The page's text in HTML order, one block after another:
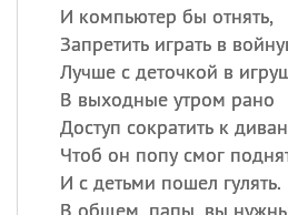
И компьютер бы отнять,
Запретить играть в
Лучше с деточкой в
В выходные утром рано
Доступ сократить к
Чтоб он попу смог
И с детьми пошел гулять.